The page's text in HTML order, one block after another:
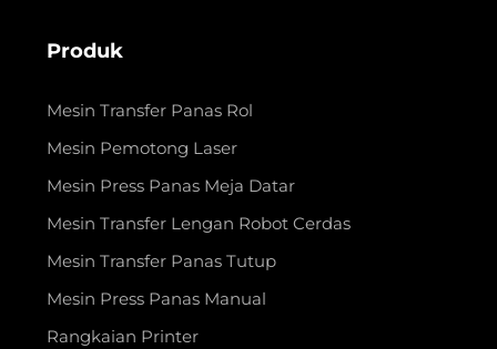
Produk
Mesin Transfer Panas Rol
Mesin Pemotong Laser
Mesin Press Panas Meja Datar
Mesin Transfer Lengan Robot Cerdas
Mesin Transfer Panas Tutup
Mesin Press Panas Manual
Rangkaian Printer